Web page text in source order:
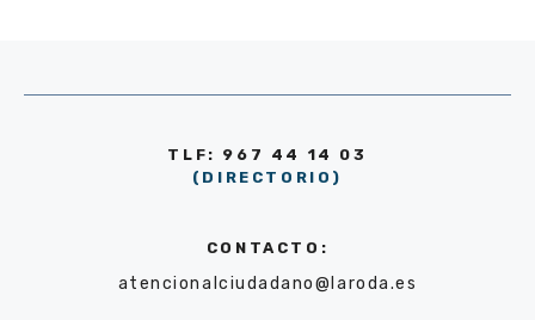
TLF: 967 44 14 03
(DIRECTORIO)
CONTACTO:
atencionalciudadano@laroda.es